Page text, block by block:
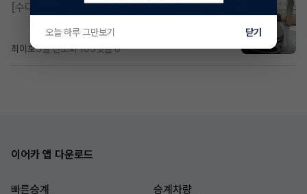
[수다방] 제네시스 g80 3.5 4륜 거의 풀옵션 페이스
최이호5일 전조회 105댓글 0
이어카 앱 다운로드
빠른승계
승계차량
오늘 하루 그만보기 닫기